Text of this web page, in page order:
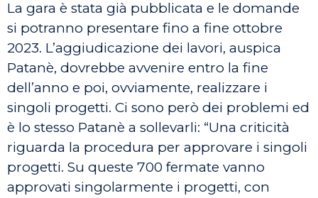
La gara è stata già pubblicata e le domande
si potranno presentare fino a fine ottobre
2023. L’aggiudicazione dei lavori, auspica
Patanè, dovrebbe avvenire entro la fine
dell’anno e poi, ovviamente, realizzare i
singoli progetti. Ci sono però dei problemi ed
è lo stesso Patanè a sollevarli: “Una criticità
riguarda la procedura per approvare i singoli
progetti. Su queste 700 fermate vanno
approvati singolarmente i progetti, con